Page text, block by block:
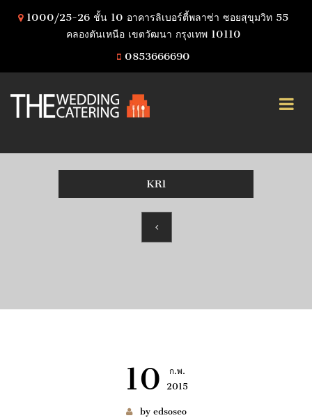
1000/25-26 ชั้น 10 อาคารลิเบอร์ตี้พลาซ่า ซอยสุขุมวิท 55
คลองตันเหนือ เขตวัฒนา กรุงเทพ 10110
0853666690
KR1
10
ก.พ.
2015
by edsoseo